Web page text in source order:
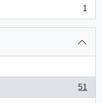
1
51